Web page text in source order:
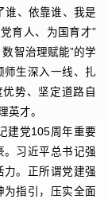
谁、依靠谁、我是
育人、为国育才”
智治理赋能”的学
师生深入一线、扎
势、坚定道路自
英才。
建党105周年重要
。习近平总书记强
力。正所谓党建强
为指引，压实全面